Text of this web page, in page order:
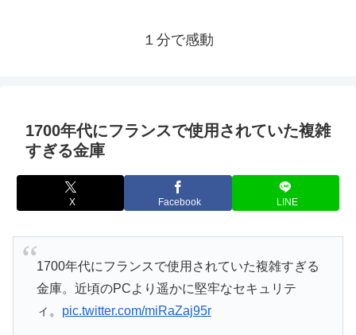
１分で感動
1700年代にフランスで使用されていた複雑
すぎる金庫
X Facebook LINE
1700年代にフランスで使用されていた複雑すぎる
金庫。近頃のPCより遥かに堅牢なセキュリテ
ィ。 pic.twitter.com/miRaZaj95r